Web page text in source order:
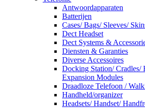
Antwoordapparaten
Batterijen
Cases/ Bags/ Sleeves/
Dect Headset
Dect Systems &
Diensten & Garanties
Diverse Accessoires
Docking Station/ Cradles/
Expansion Modules
Draadloze Telefoon /
Handheld/organizer
Headsets/ Handset/